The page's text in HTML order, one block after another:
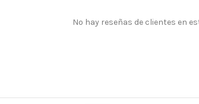
No hay reseñas de clientes en